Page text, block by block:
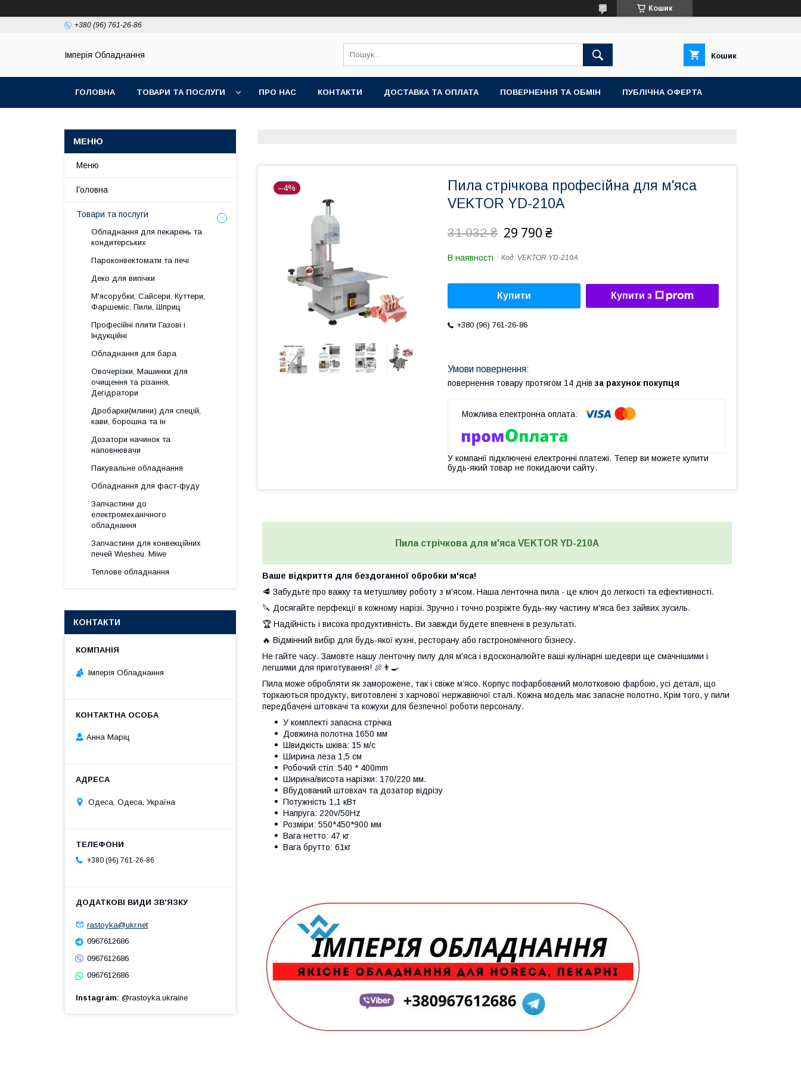
Кошик
+380 (96) 761-26-86
Імперія Обладнання Кошик
ГОЛОВНА ТОВАРИ ТА ПОСЛУГИ ПРО НАС КОНТАКТИ ДОСТАВКА ТА ОПЛАТА ПОВЕРНЕННЯ ТА ОБМІН ПУБЛІЧНА ОФЕРТА
–4%
Пила стрічкова професійна для м'яса
VEKTOR YD-210A
31 032 ₴ 29 790 ₴
В наявності Код: VEKTOR YD-210A
Купити Купити з
+380 (96) 761-26-86
повернення товару протягом 14 днів за рахунок покупця
У компанії підключені електронні платежі. Тепер ви можете купити
будь-який товар не покидаючи сайту.
Пила стрічкова для м'яса VEKTOR YD-210A
Ваше відкриття для бездоганної обробки м'яса!
🥩 Забудьте про важку та метушливу роботу з м'ясом. Наша ленточна пила - це ключ до легкості та ефективності.
🔪 Досягайте перфекції в кожному нарізі. Зручно і точно розріжте будь-яку частину м'яса без зайвих зусиль.
🏆 Надійність і висока продуктивність. Ви завжди будете впевнені в результаті.
🔥 Відмінний вибір для будь-якої кухні, ресторану або гастрономічного бізнесу.
Не гайте часу. Замовте нашу ленточну пилу для м'яса і вдосконалюйте ваші кулінарні шедеври ще смачнішими і
легшими для приготування! 🍖👨‍🍳
Пила може обробляти як заморожене, так і свіже м’ясо. Корпус пофарбований молотковою фарбою, усі деталі, що
торкаються продукту, виготовлені з харчової нержавіючої сталі. Кожна модель має запасне полотно. Крім того, у пили
передбачені штовкачі та кожухи для безпечної роботи персоналу.
У комплекті запасна стрічка
Довжина полотна 1650 мм
Швидкість шківа: 15 м/с
Ширина леза 1,5 см
Робочий стіл: 540 * 400mm
Ширина/висота нарізки: 170/220 мм.
Вбудований штовхач та дозатор відрізу
Потужність 1,1 кВт
Напруга: 220v/50Hz
Розміри: 550*450*900 мм
Вага нетто: 47 кг
Вага брутто: 61кг
Меню
Головна
Товари та послуги
Обладнання для пекарень та
кондитерських
Пароконвектомати та печі
Деко для випічки
М'ясорубки, Сайсери, Куттери,
Фаршеміс, Пили, Шприц
Професійні плити Газові і
Індукційні
Обладнання для бара
Овочерізки, Машинки для
очищення та різання,
Дегідратори
Дробарки(млини) для спецій,
кави, борошна та ін
Дозатори начинок та
наповнювачи
Пакувальне обладнання
Обладнання для фаст-фуду
Запчастини до
електромеханічного
обладнання
Запчастини для конвекційних
печей Wiesheu. Miwe
Теплове обладнання
КОНТАКТИ
Імперія Обладнання
Анна Марiц
Одеса, Одеса, Україна
+380 (96) 761-26-86
rastoyka@ukr.net
0967612686
0967612686
0967612686
Instagram @rastoyka.ukraine